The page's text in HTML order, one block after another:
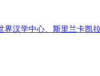
汉学中心、斯里兰卡